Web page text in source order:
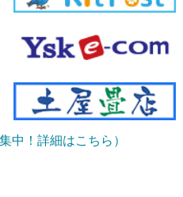
中！詳細はこちら）